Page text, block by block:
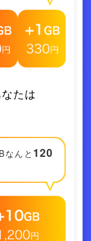
たは
なんと 120